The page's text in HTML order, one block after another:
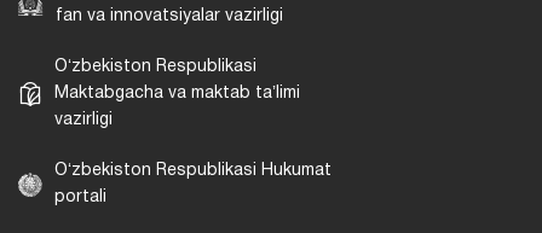
fan va innovatsiyalar vazirligi
Oʻzbekiston Respublikasi
Maktabgacha va maktab taʼlimi
vazirligi
Oʻzbekiston Respublikasi Hukumat
portali